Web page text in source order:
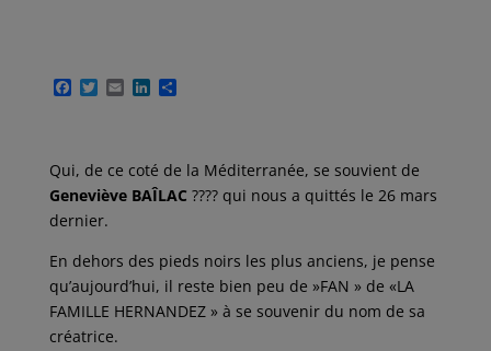
F
o
o
T
e
r
E L
d
I
P
g
e
Qui, de ce coté de la Méditerranée, se souvient de
Geneviève BAÎLAC ???? qui nous a quittés le 26 mars
dernier.
En dehors des pieds noirs les plus anciens, je pense
qu’aujourd’hui, il reste bien peu de »FAN » de «LA
FAMILLE HERNANDEZ » à se souvenir du nom de sa
créatrice.